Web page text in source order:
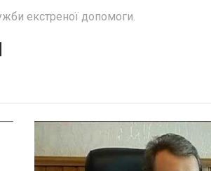
екстреної допомоги.